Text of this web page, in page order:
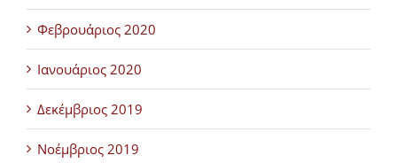
Φεβρουάριος 2020
Ιανουάριος 2020
Δεκέμβριος 2019
Νοέμβριος 2019